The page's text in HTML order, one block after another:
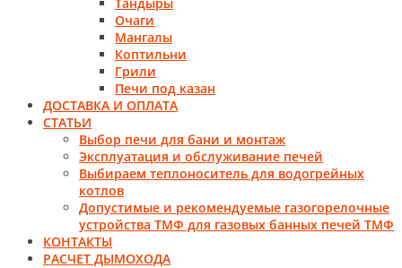
Очаги
Мангалы
Коптильни
Грили
Печи под казан
ДОСТАВКА И ОПЛАТА
СТАТЬИ
Выбор печи для бани и монтаж
Эксплуатация и обслуживание печей
Выбираем теплоноситель для водогрейных
котлов
Допустимые и рекомендуемые газогорелочные
устройства ТМФ для газовых банных печей ТМФ
КОНТАКТЫ
РАСЧЕТ ДЫМОХОДА